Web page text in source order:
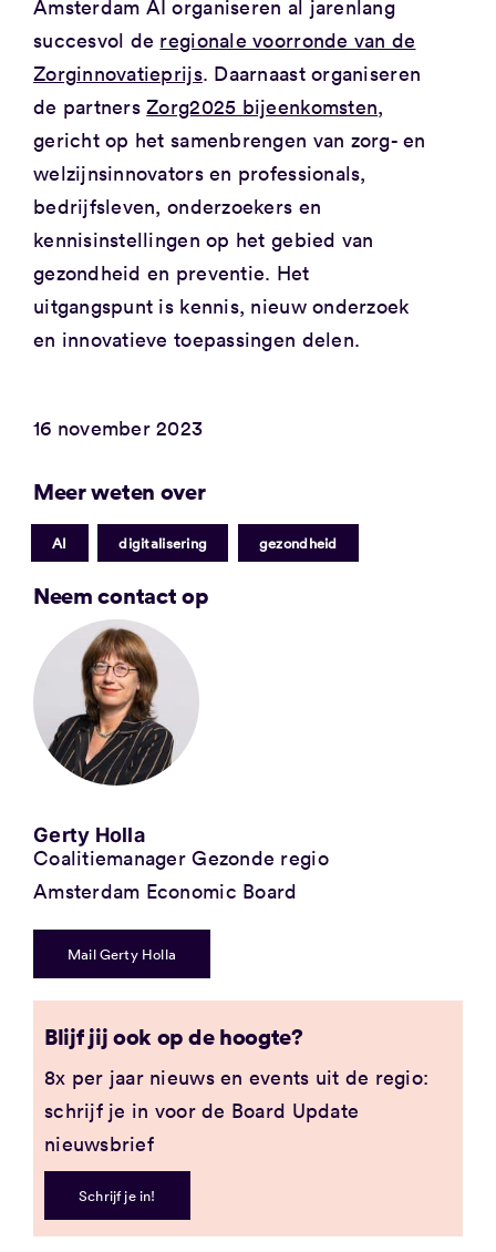
Amsterdam AI organiseren al jarenlang
succesvol de regionale voorronde van de
Zorginnovatieprijs. Daarnaast organiseren
de partnersZorg2025 bijeenkomsten,
gericht op het samenbrengen van zorg- en
welzijnsinnovators en professionals,
bedrijfsleven, onderzoekers en
kennisinstellingen op het gebied van
gezondheid en preventie. Het
uitgangspunt is kennis, nieuw onderzoek
en innovatieve toepassingen delen.
16 november 2023
Meer weten over
AI digitalisering gezondheid
Neem contact op
Gerty Holla
Coalitiemanager Gezonde regio
Amsterdam Economic Board
Mail Gerty Holla
Blijf jij ook op de hoogte?
8x per jaar nieuws en events uit de regio:
schrijf je in voor de Board Update
nieuwsbrief
Schrijf je in!